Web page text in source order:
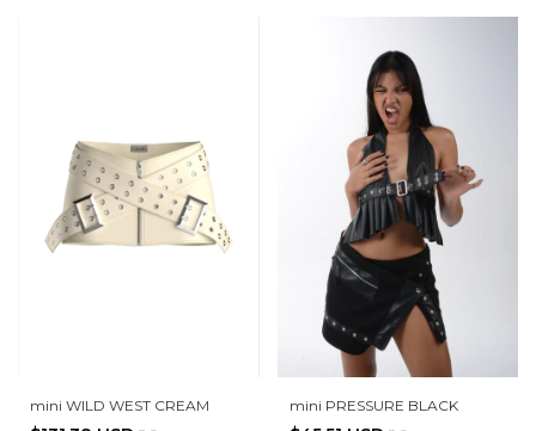
mini WILD WEST CREAM mini PRESSURE BLACK